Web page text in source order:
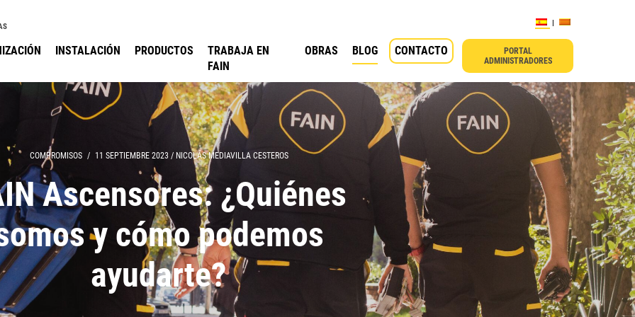
INSTALACIÓN PRODUCTOS
TRABAJA EN
FAIN
OBRAS BLOG CONTACTO
PORTAL
ADMINISTRADORES
COMPROMISOS / 11 SEPTIEMBRE 2023 / NICOLÁS MEDIAVILLA CESTEROS
Ascensores: ¿Quiénes
y cómo podemos
ayudarte?